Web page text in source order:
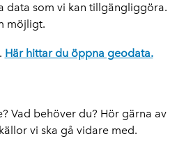
data som vi kan tillgängliggöra.
möjligt.
Här hittar du öppna geodata.
Vad behöver du? Hör gärna av
vi ska gå vidare med.